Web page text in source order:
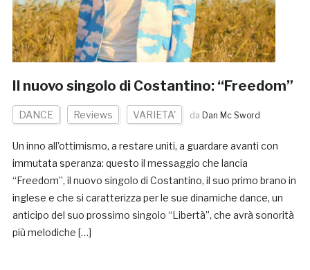
Il nuovo singolo di Costantino: “Freedom”
DANCE Reviews VARIETA' da Dan Mc Sword
Un inno all’ottimismo, a restare uniti, a guardare avanti con
immutata speranza: questo il messaggio che lancia
“Freedom”, il nuovo singolo di Costantino, il suo primo brano in
inglese e che si caratterizza per le sue dinamiche dance, un
anticipo del suo prossimo singolo “Libertà”, che avrà sonorità
più melodiche […]